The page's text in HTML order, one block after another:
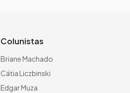
Colunistas
Briane Machado
Cátia Liczbinski
Edgar Muza